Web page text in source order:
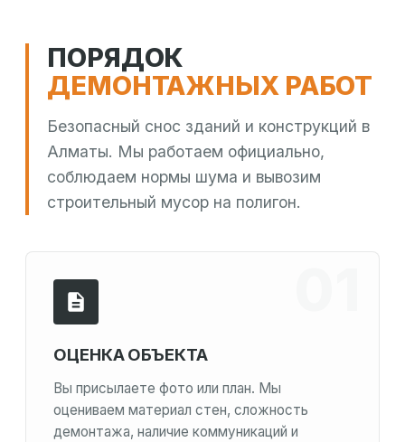
ПОРЯДОК
ДЕМОНТАЖНЫХ РАБОТ
Безопасный снос зданий и конструкций в
Алматы. Мы работаем официально,
соблюдаем нормы шума и вывозим
строительный мусор на полигон.
ОЦЕНКА ОБЪЕКТА
Вы присылаете фото или план. Мы
оцениваем материал стен, сложность
демонтажа, наличие коммуникаций и